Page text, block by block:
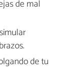
de mal
de tu